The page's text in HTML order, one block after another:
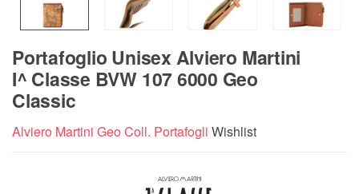
Portafoglio Unisex Alviero Martini
I^ Classe BVW 107 6000 Geo
Classic
Alviero Martini Geo Coll. Portafogli Wishlist